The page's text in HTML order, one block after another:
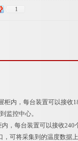
1
内，每台装置可以接收
监控中心。
每台装置可以接收240
可将采集到的温度数据上